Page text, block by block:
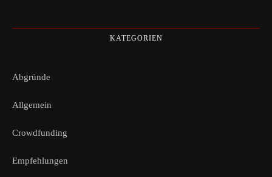
KATEGORIEN
Abgründe
Allgemein
Crowdfunding
Empfehlungen